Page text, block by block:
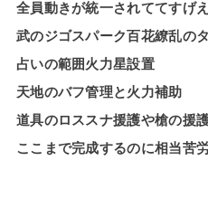
全員動きが統一されててすげ
武のジゴスパーク百花繚乱の
占いの範囲火力星設置
天地のバフ管理と火力補助
道具のロススナ援護や槍の援
ここまで完成するのに相当苦